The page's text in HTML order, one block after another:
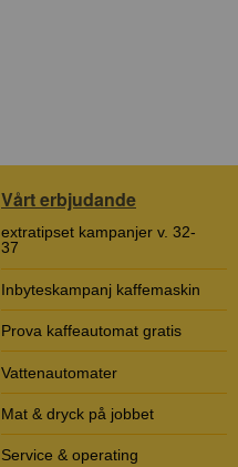
Vårt erbjudande
extratipset kampanjer v. 32-
37
Inbyteskampanj kaffemaskin
Prova kaffeautomat gratis
Vattenautomater
Mat & dryck på jobbet
Service & operating